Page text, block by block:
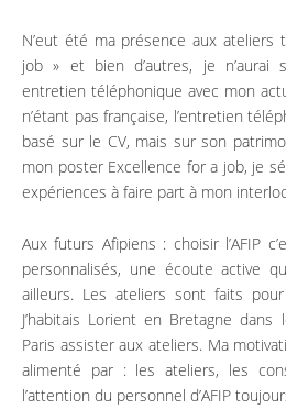
N’eut été ma présence aux ateliers
job » et bien d’autres, je n’aurai
entretien téléphonique avec mon
n’étant pas française, l’entretien
basé sur le CV, mais sur son
mon poster Excellence for a job, je
expériences à faire part à mon
Aux futurs Afipiens : choisir l’AFIP
personnalisés, une écoute active
ailleurs. Les ateliers sont faits
J’habitais Lorient en Bretagne
Paris assister aux ateliers. Ma
alimenté par : les ateliers, les
l’attention du personnel d’AFIP